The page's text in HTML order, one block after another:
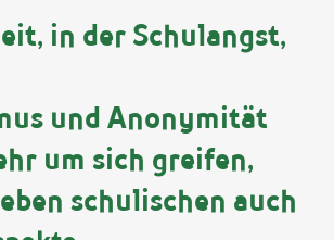
in der Schulangst,
und Anonymität
um sich greifen,
schulischen auch